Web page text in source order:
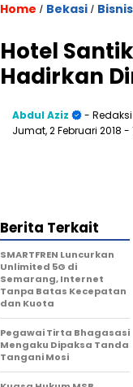
Home / Bekasi / Bisnis
Hotel
Hadirkan
Abdul Aziz
- Redaksi
Jumat, 2 Februari 2018 -
Berita Terkait
SMARTFREN Luncurkan
Unlimited 5G di
Semarang, Internet
Tanpa Batas Kecepatan
dan Kuota
Pegawai Tirta Bhagasasi
Mengaku Dipaksa Tanda
Tangani Mosi